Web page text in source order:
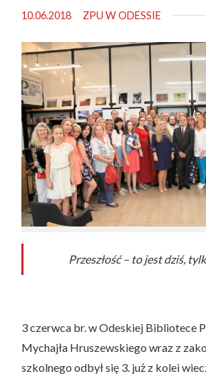
10.06.2018 ZPU W ODESSIE
Przeszłość – to jest dziś,
3 czerwca br. w Odeskiej Bibliotece
Mychajła Hruszewskiego wraz z
szkolnego odbył się 3. już z kolei